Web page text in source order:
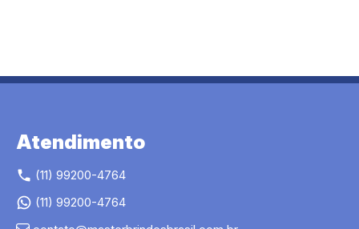
Atendimento
(11) 99200-4764
(11) 99200-4764